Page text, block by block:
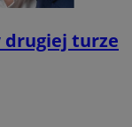
drugiej turze